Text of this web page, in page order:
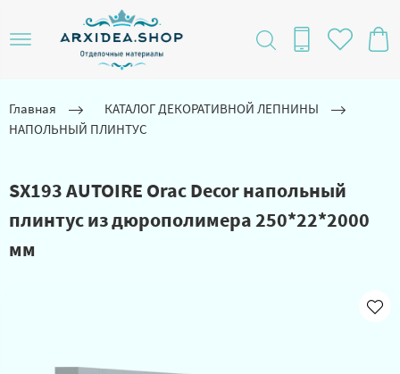
Главная
КАТАЛОГ ДЕКОРАТИВНОЙ ЛЕПНИНЫ
НАПОЛЬНЫЙ ПЛИНТУС
SX193 AUTOIRE Orac Decor напольный
плинтус из дюрополимера 250*22*2000
мм